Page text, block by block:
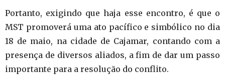
Portanto, exigindo que haja esse encontro, é que o
MST promoverá uma ato pacífico e simbólico no dia
18 de maio, na cidade de Cajamar, contando com a
presença de diversos aliados, a fim de dar um passo
importante para a resolução do conflito.